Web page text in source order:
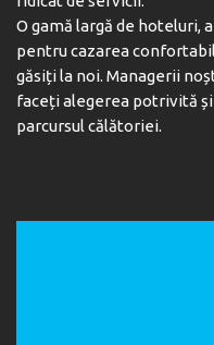
snack bar
Puteți petrece timpul
Parcare:
O gamă largă de hoteluri,
pentru cazarea
găsiți la noi. Managerii
faceți alegerea potrivită
parcursul călătoriei.